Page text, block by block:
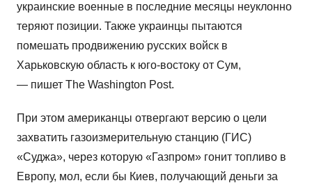
украинские военные в последние месяцы неуклонно
теряют позиции. Также украинцы пытаются
помешать продвижению русских войск в
Харьковскую область к юго-востоку от Сум,
— пишет The Washington Post.
При этом американцы отвергают версию о цели
захватить газоизмерительную станцию (ГИС)
«Суджа», через которую «Газпром» гонит топливо в
Европу, мол, если бы Киев, получающий деньги за